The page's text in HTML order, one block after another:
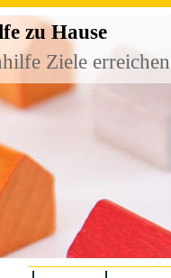
zu Hause
Ziele erreichen